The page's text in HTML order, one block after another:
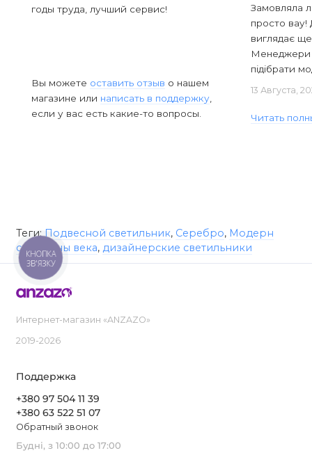
годы труда, лучший сервис!
Вы можете оставить отзыв о нашем
магазине или написать в поддержку
если у вас есть какие-то вопросы.
Замовляла
просто вау!
виглядає
Менеджери
підібрати
13 Августа,
Читать
Теги:Подвесной светильник, Серебро, Модерн
середины века, дизайнерские светильники
Интернет-магазин «ANZAZO»
2019-2026
Поддержка
+380 97 504 11 39
+380 63 522 51 07
Обратный звонок
Будні, з 10:00 до 17:00
КНОПКА
ЗВ'ЯЗКУ